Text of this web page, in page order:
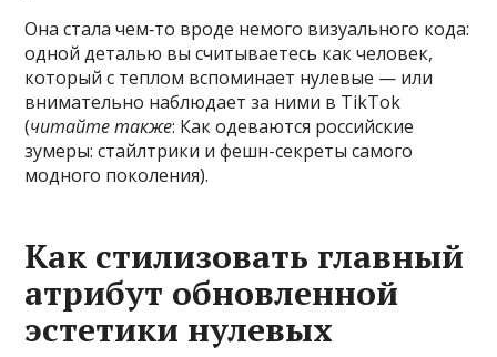
Она стала чем‑то вроде немого визуального кода:
одной деталью вы считываетесь как человек,
который с теплом вспоминает нулевые — или
внимательно наблюдает за ними в TikTok
(читайте также: Как одеваются российские
зумеры: стайлтрики и фешн-секреты самого
модного поколения).
Как стилизовать главный
атрибут обновленной
эстетики нулевых